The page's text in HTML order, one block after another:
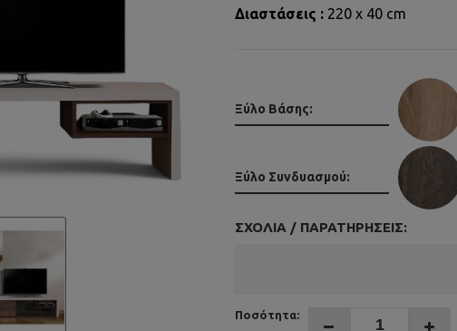
Διαστάσεις : 220 x 40 cm
Ξύλο Βάσης:
Ξύλο Συνδυασμού:
ΣΧΌΛΙΑ / ΠΑΡΑΤΗΡΉΣΕΙΣ:
Ποσότητα: